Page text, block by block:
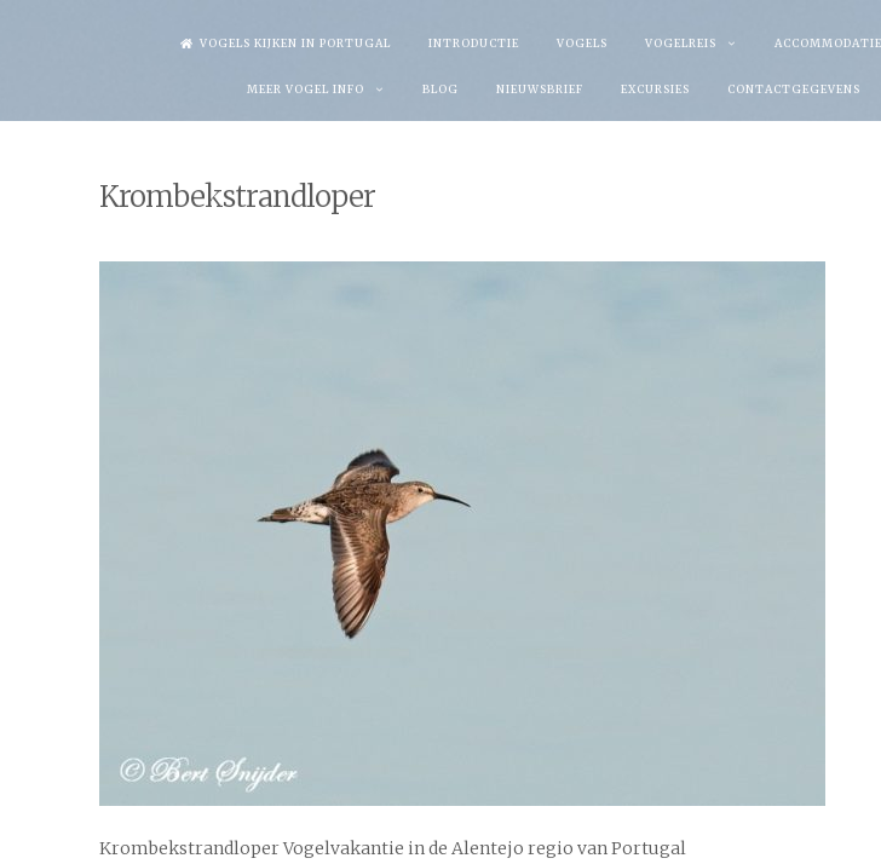
VOGELS KIJKEN IN PORTUGAL INTRODUCTIE VOGELS VOGELREIS ACCOMMODATIE
MEER VOGEL INFO BLOG NIEUWSBRIEF EXCURSIES CONTACTGEGEVENS
Krombekstrandloper
Krombekstrandloper Vogelvakantie in de Alentejo regio van Portugal